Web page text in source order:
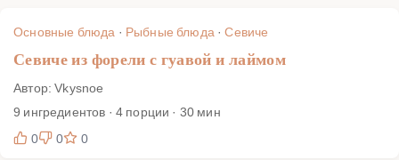
Основные блюда · Рыбные блюда·Севиче
Севиче из форели с гуавой и лаймом
Автор: Vkysnoe
9 ингредиентов · 4 порции · 30 мин
0
0 0